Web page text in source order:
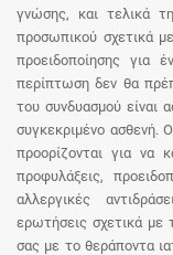
γνώσης, και τελικά
προσωπικού σχετικά
προειδοποίησης για
περίπτωση δεν θα
του συνδυασμού είναι
συγκεκριμένο ασθενή.
προορίζονται για να
προφυλάξεις,
αλλεργικές
ερωτήσεις σχετικά
σας με το θεράποντα